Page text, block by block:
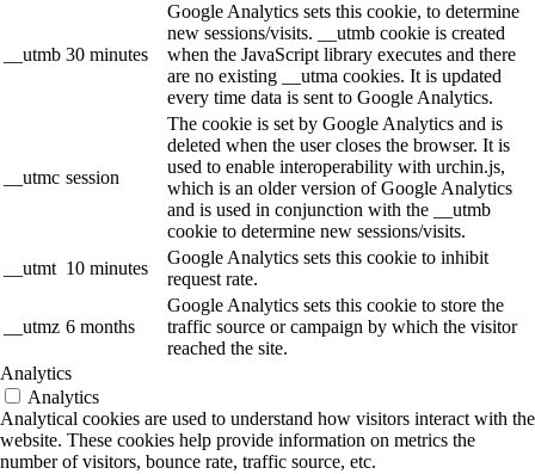
__utmb 30 minutes
Google Analytics sets this cookie, to determine
new sessions/visits. __utmb cookie is created
when the JavaScript library executes and there
are no existing __utma cookies. It is updated
every time data is sent to Google Analytics.
__utmc session
The cookie is set by Google Analytics and is
deleted when the user closes the browser. It is
used to enable interoperability with urchin.js,
which is an older version of Google Analytics
and is used in conjunction with the __utmb
cookie to determine new sessions/visits.
__utmt 10 minutes
Google Analytics sets this cookie to inhibit
request rate.
__utmz 6 months
Google Analytics sets this cookie to store the
traffic source or campaign by which the visitor
reached the site.
Analytics
Analytics
Analytical cookies are used to understand how visitors interact with the
website. These cookies help provide information on metrics the
number of visitors, bounce rate, traffic source, etc.